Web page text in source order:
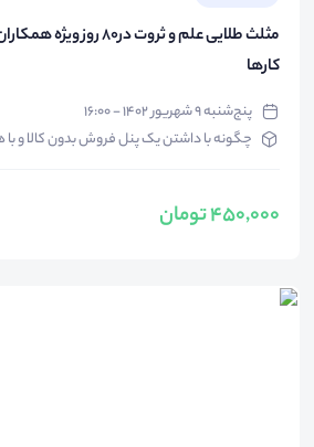
مثلث طلایی علم و ثروت
کارها
پنج‌شنبه ۹ شهریور ۱۴۰۲ - ۱۶:۰۰
چگونه با داشتن یک پنل فروش بدون کالا و
450,000 تومان